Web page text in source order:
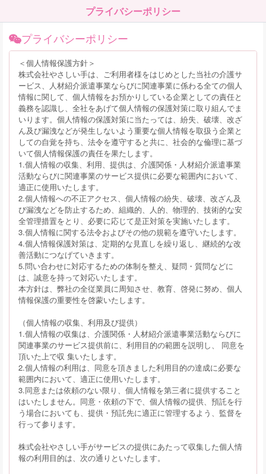
プライバシーポリシー
プライバシーポリシー
＜個人情報保護方針＞
株式会社やさしい手は、ご利用者様をはじめとした当社の介護サ
ービス、人材紹介派遣事業ならびに関連事業に係わる全ての個人
情報に関して、個人情報をお預かりしている企業としての責任と
義務を認識し、全社をあげて個人情報の保護対策に取り組んでま
いります。個人情報の保護対策に当たっては、紛失、破壊、改ざ
ん及び漏洩などが発生しないよう重要な個人情報を取扱う企業と
しての自覚を持ち、法令を遵守すると共に、社会的な倫理に基づ
いて個人情報保護の責任を果たします。
1.個人情報の収集、利用、提供は、介護関係・人材紹介派遣事業
活動ならびに関連事業のサービス提供に必要な範囲内において、
適正に使用いたします。
2.個人情報への不正アクセス、個人情報の紛失、破壊、改ざん及
び漏洩などを防止するため、組織的、人的、物理的、技術的な安
全管理措置をとり、必要に応じて是正対策を実施いたします。
3.個人情報に関する法令およびその他の規範を遵守いたします。
4.個人情報保護対策は、定期的な見直しを繰り返し、継続的な改
善活動につなげていきます。
5.問い合わせに対応するための体制を整え、疑問・質問などに
は、誠意を持って対応いたします。
本方針は、弊社の全従業員に周知させ、教育、啓発に努め、個人
情報保護の重要性を啓蒙いたします。
（個人情報の収集、利用及び提供）
1.個人情報の収集は、介護関係・人材紹介派遣事業活動ならびに
関連事業のサービス提供前に、利用目的の範囲を説明し、 同意を
頂いた上で収 集いたします。
2.個人情報の利用は、同意を頂きました利用目的の達成に必要な
範囲内において、適正に使用いたします。
3.同意または依頼のない限り、個人情報を第三者に提供すること
はいたしません。同意・依頼の下で、個人情報の提供、預託を行
う場合においても、提供・預託先に適正に管理するよう、監督を
行って参ります。
株式会社やさしい手がサービスの提供にあたって収集した個人情
報の利用目的は、次の通りといたします。